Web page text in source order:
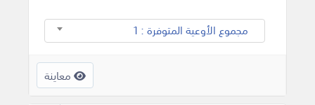
مجموع الأوعية المتوفرة : 1
معاينة